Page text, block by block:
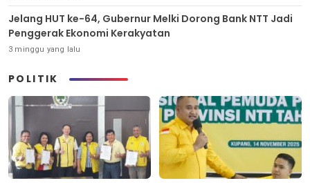
Jelang HUT ke-64, Gubernur Melki Dorong Bank NTT Jadi
Penggerak Ekonomi Kerakyatan
3 minggu yang lalu
POLITIK